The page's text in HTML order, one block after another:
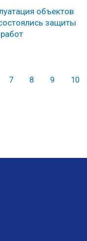
объектов
защиты
7 8 9 10